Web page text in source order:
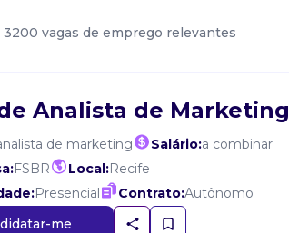
3200 vagas de emprego relevantes
Analista de Marketing
de marketing Salário:a combinar
FSBR Local:Recife
Presencial Contrato:Autônomo
me